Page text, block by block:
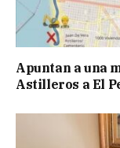
Apuntan a una
Astilleros a El